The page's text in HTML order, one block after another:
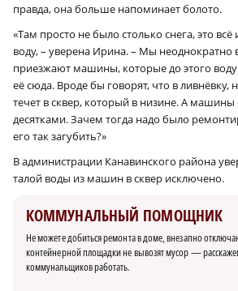
правда, она больше напоминает болото.
«Там просто не было столько снега, это всё
воду, – уверена Ирина. – Мы неоднократно
приезжают машины, которые до этого воду
её сюда. Вроде бы говорят, что в ливнёвку,
течет в сквер, который в низине. А машины
десятками. Зачем тогда надо было
его так загубить?»
В администрации Канавинского района
талой воды из машин в сквер исключено.
КОММУНАЛЬНЫЙ ПОМОЩНИК
Не можете добиться ремонта в доме, внезапно
контейнерной площадки не вывозят мусор —
коммунальщиков работать.